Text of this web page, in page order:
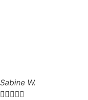
Sabine W.
